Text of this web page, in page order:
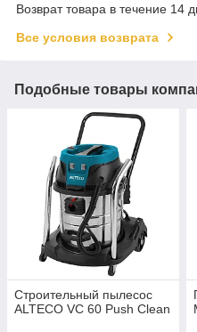
Возврат товара в течение 14
Все условия возврата
Подобные товары
Строительный пылесос
ALTECO VC 60 Push Clean